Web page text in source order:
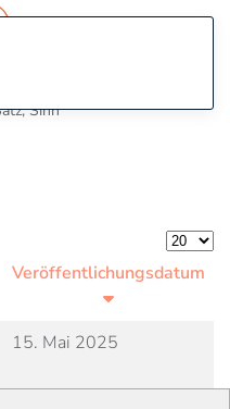
Sinn
Veröffentlichungsdatum
15. Mai 2025